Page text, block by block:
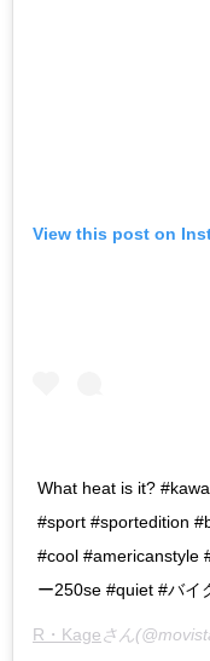
View this post on
What heat is it?
#sport #sportedition
#cool #americanstyle
ー250se #quiet #バイ
R・Kageさん